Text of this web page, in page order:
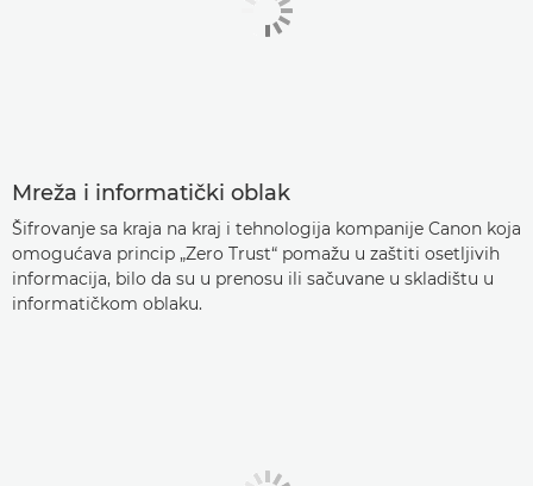
Mreža i informatički oblak
Šifrovanje sa kraja na kraj i tehnologija kompanije Canon koja
omogućava princip „Zero Trust“ pomažu u zaštiti osetljivih
informacija, bilo da su u prenosu ili sačuvane u skladištu u
informatičkom oblaku.